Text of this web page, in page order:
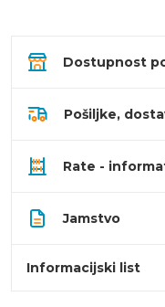
Dostupnost
Pošiljke,
Rate -
Jamstvo
Informacijski list